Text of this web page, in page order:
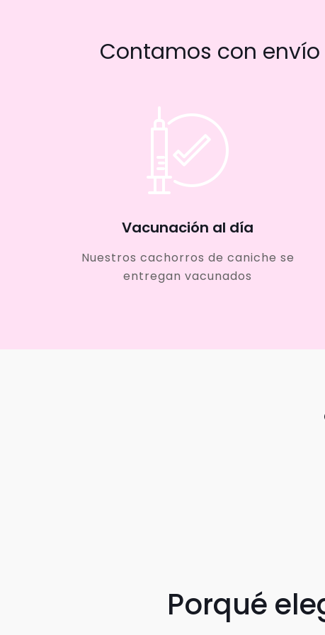
Contamos con
Vacunación al día
Nuestros cachorros de caniche se
entregan vacunados
Porqué